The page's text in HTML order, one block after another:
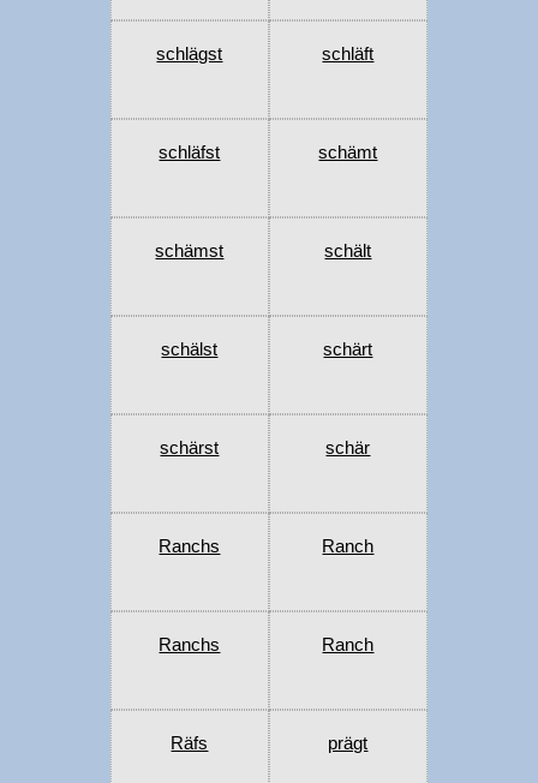
schlägst schläft
schläfst schämt
schämst schält
schälst schärt
schärst schär
Ranchs Ranch
Ranchs Ranch
Räfs prägt